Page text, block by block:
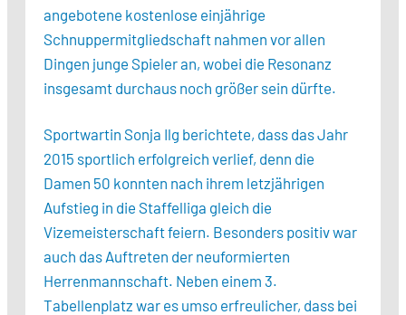
angebotene kostenlose einjährige
Schnuppermitgliedschaft nahmen vor allen
Dingen junge Spieler an, wobei die Resonanz
insgesamt durchaus noch größer sein dürfte.
Sportwartin Sonja Ilg berichtete, dass das Jahr
2015 sportlich erfolgreich verlief, denn die
Damen 50 konnten nach ihrem letzjährigen
Aufstieg in die Staffelliga gleich die
Vizemeisterschaft feiern. Besonders positiv war
auch das Auftreten der neuformierten
Herrenmannschaft. Neben einem 3.
Tabellenplatz war es umso erfreulicher, dass bei